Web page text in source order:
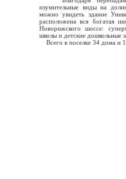
изумительные виды на
можно увидеть здание
расположена вся богатая
Новорижского шоссе:
школы и детские дошкольные
Всего в поселке 34 дома и